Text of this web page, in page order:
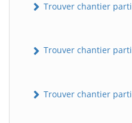
Trouver chantier
Trouver chantier
Trouver chantier